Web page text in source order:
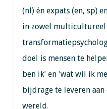
(nl) én expats (en, sp)
in zowel multicultureel
doel is mensen te
ben ik' en 'wat wil ik
bijdrage te leveren
wereld.